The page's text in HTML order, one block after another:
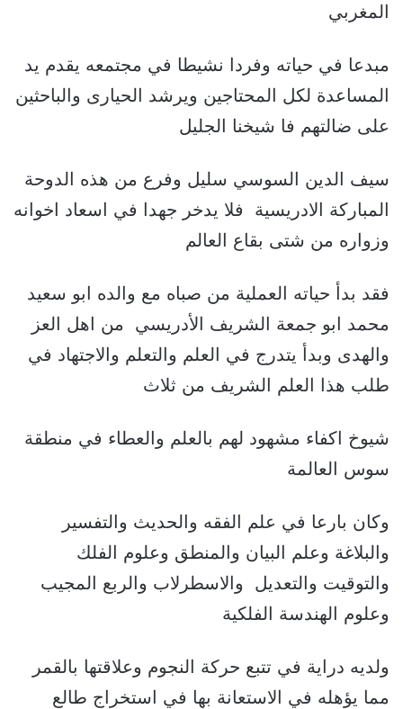
المغربي
مبدعا في حياته وفردا نشيطا في مجتمعه يقدم يد
المساعدة لكل المحتاجين ويرشد الحيارى والباحثين
على ضالتهم فا شيخنا الجليل
سيف الدين السوسي سليل وفرع من هذه الدوحة
المباركة الادريسية فلا يدخر جهدا في اسعاد اخوانه
وزواره من شتى بقاع العالم
فقد بدأ حياته العملية من صباه مع والده ابو سعيد
محمد ابو جمعة الشريف الأدريسي من اهل العز
والهدى وبدأ يتدرج في العلم والتعلم والاجتهاد في
طلب هذا العلم الشريف من ثلاث
شيوخ اكفاء مشهود لهم بالعلم والعطاء في منطقة
سوس العالمة
وكان بارعا في علم الفقه والحديث والتفسير
والبلاغة وعلم البيان والمنطق وعلوم الفلك
والتوقيت والتعديل والاسطرلاب والربع المجيب
وعلوم الهندسة الفلكية
ولديه دراية في تتبع حركة النجوم وعلاقتها بالقمر
مما يؤهله في الاستعانة بها في استخراج طالع